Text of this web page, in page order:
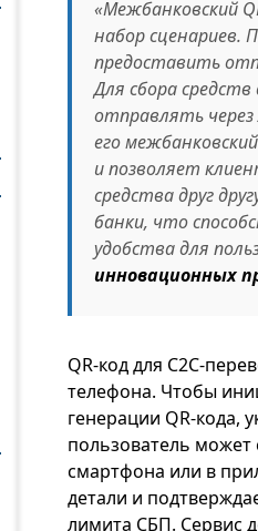
«Межбанковский
набор сценариев.
предоставить
Для сбора
отправлять
его
и позволяет
средства друг
банки, что
удобства для
инновационных
QR-код для C2C-
телефона. Чтобы
генерации QR-кода,
пользователь
смартфона или в
детали и
лимита СБП. Сервис